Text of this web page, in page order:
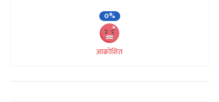
0%
आक्रोशित